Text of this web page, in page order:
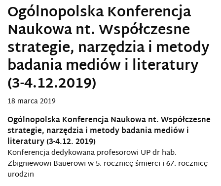
Ogólnopolska Konferencja
Naukowa nt. Współczesne
strategie, narzędzia i metody
badania mediów i literatury
(3-4.12.2019)
18 marca 2019
Ogólnopolska Konferencja Naukowa nt. Współczesne
strategie, narzędzia i metody badania mediów i
literatury (3-4.12. 2019)
Konferencja dedykowana profesorowi UP dr hab.
Zbigniewowi Bauerowi w 5. rocznicę śmierci i 67. rocznicę
urodzin